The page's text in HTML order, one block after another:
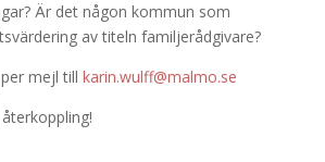
Är det någon kommun som
av titeln familjerådgivare?
mejl till karin.wulff@malmo.se